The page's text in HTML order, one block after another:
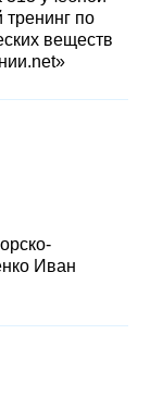
тренинг по
веществ
Иван